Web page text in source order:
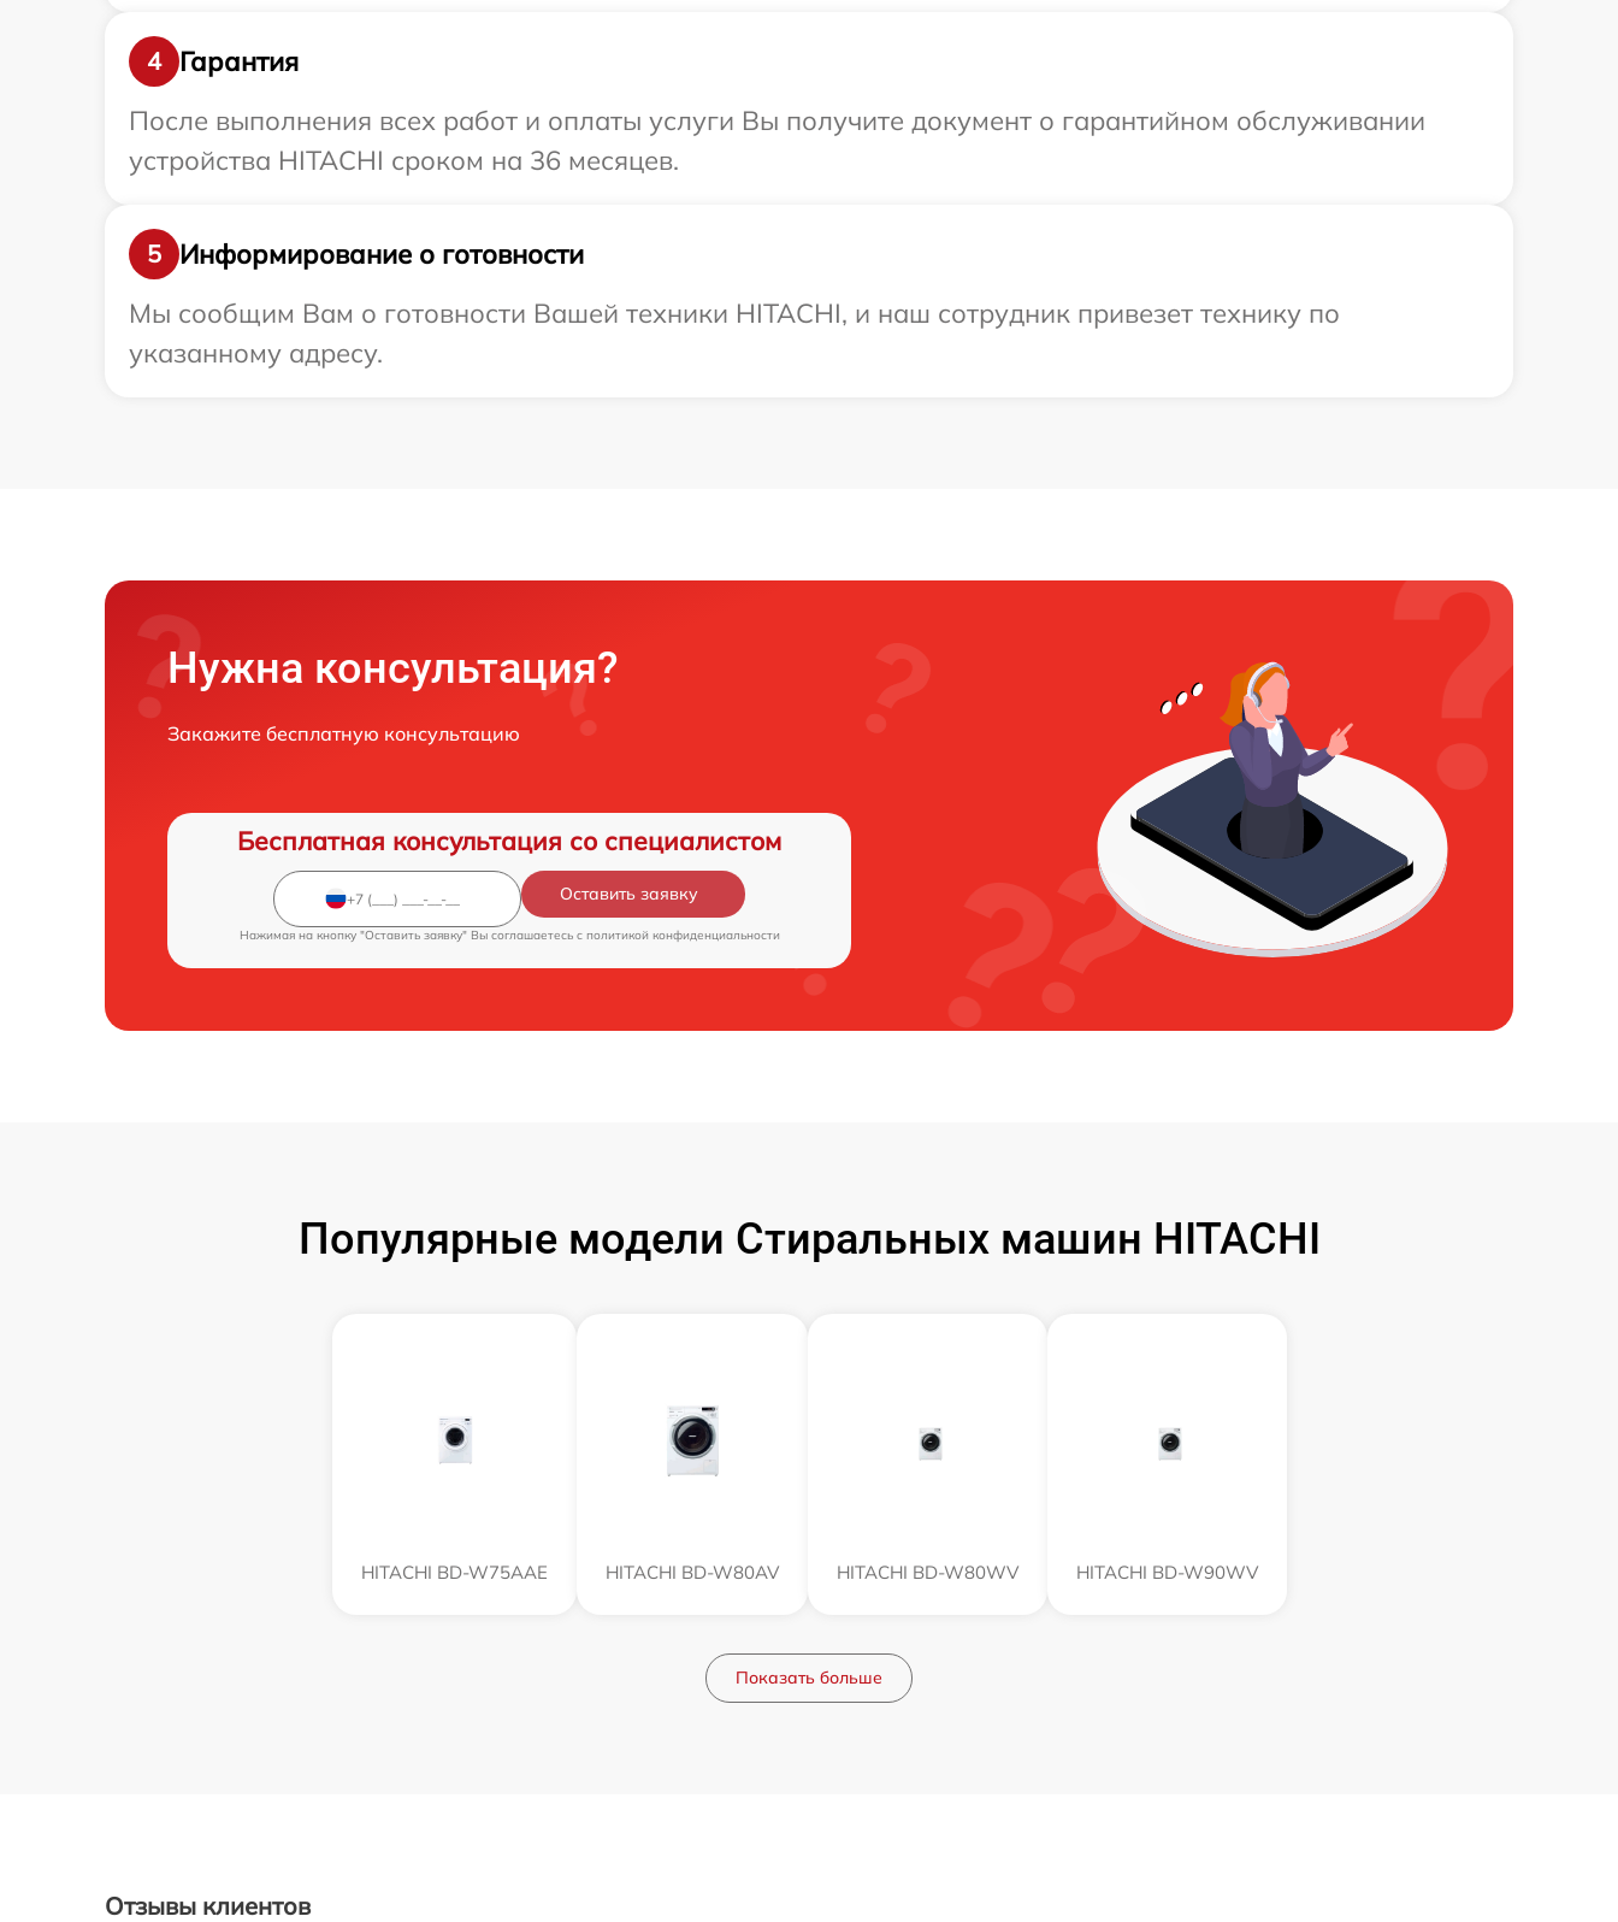
4
Гарантия
После выполнения всех работ и оплаты услуги Вы получите документ о гарантийном обслуживании
устройства HITACHI сроком на 36 месяцев.
5
Информирование о готовности
Мы сообщим Вам о готовности Вашей техники HITACHI, и наш сотрудник привезет технику по
указанному адресу.
Нужна консультация?
Закажите бесплатную консультацию
Бесплатная консультация со специалистом
Оставить заявку
Нажимая на кнопку "Оставить заявку" Вы соглашаетесь c политикой конфиденциальности
Популярные модели Стиральных машин HITACHI
HITACHI BD-W75AAE HITACHI BD-W80AV HITACHI BD-W80WV HITACHI BD-W90WV
Показать больше
Отзывы клиентов